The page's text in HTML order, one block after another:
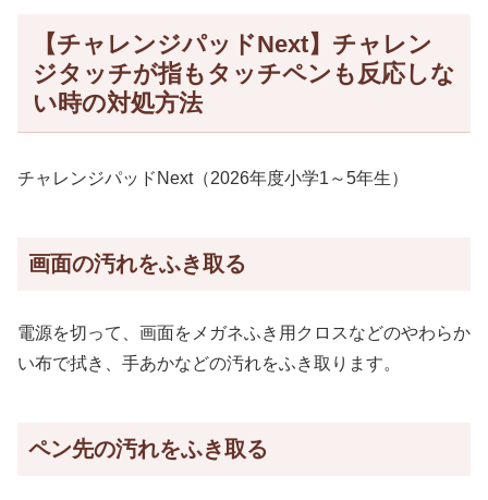
【チャレンジパッドNext】チャレン
ジタッチが指もタッチペンも反応しな
い時の対処方法
チャレンジパッドNext（2026年度小学1～5年生）
画面の汚れをふき取る
電源を切って、画面をメガネふき用クロスなどのやわらか
い布で拭き、手あかなどの汚れをふき取ります。
ペン先の汚れをふき取る